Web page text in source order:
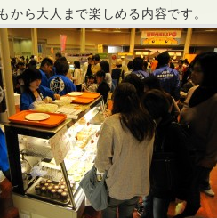
ー
ツ
カ
フ
ェ
好
評！
は
ら大人まで楽しめる内容です。